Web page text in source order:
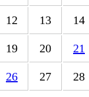
12 13 14
19 20 21
26 27 28